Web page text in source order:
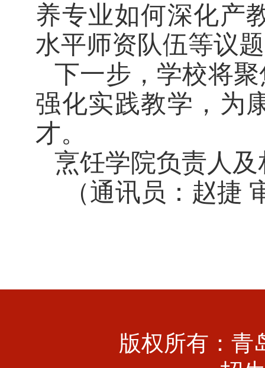
养专业如何深化产
水平师资队伍等议
下一步，学校将
强化实践教学，为
才。
烹饪学院负责人
（通讯员：赵捷
版权所有：青